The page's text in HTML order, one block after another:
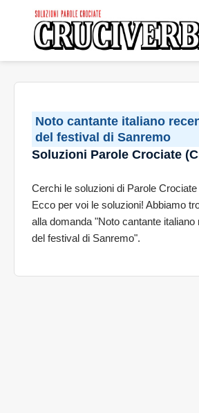
Noto cantante italiano
del festival di Sanremo
Soluzioni Parole Crociate
Cerchi le soluzioni di Parole
Ecco per voi le soluzioni! Abbiamo
alla domanda "Noto cantante
del festival di Sanremo".